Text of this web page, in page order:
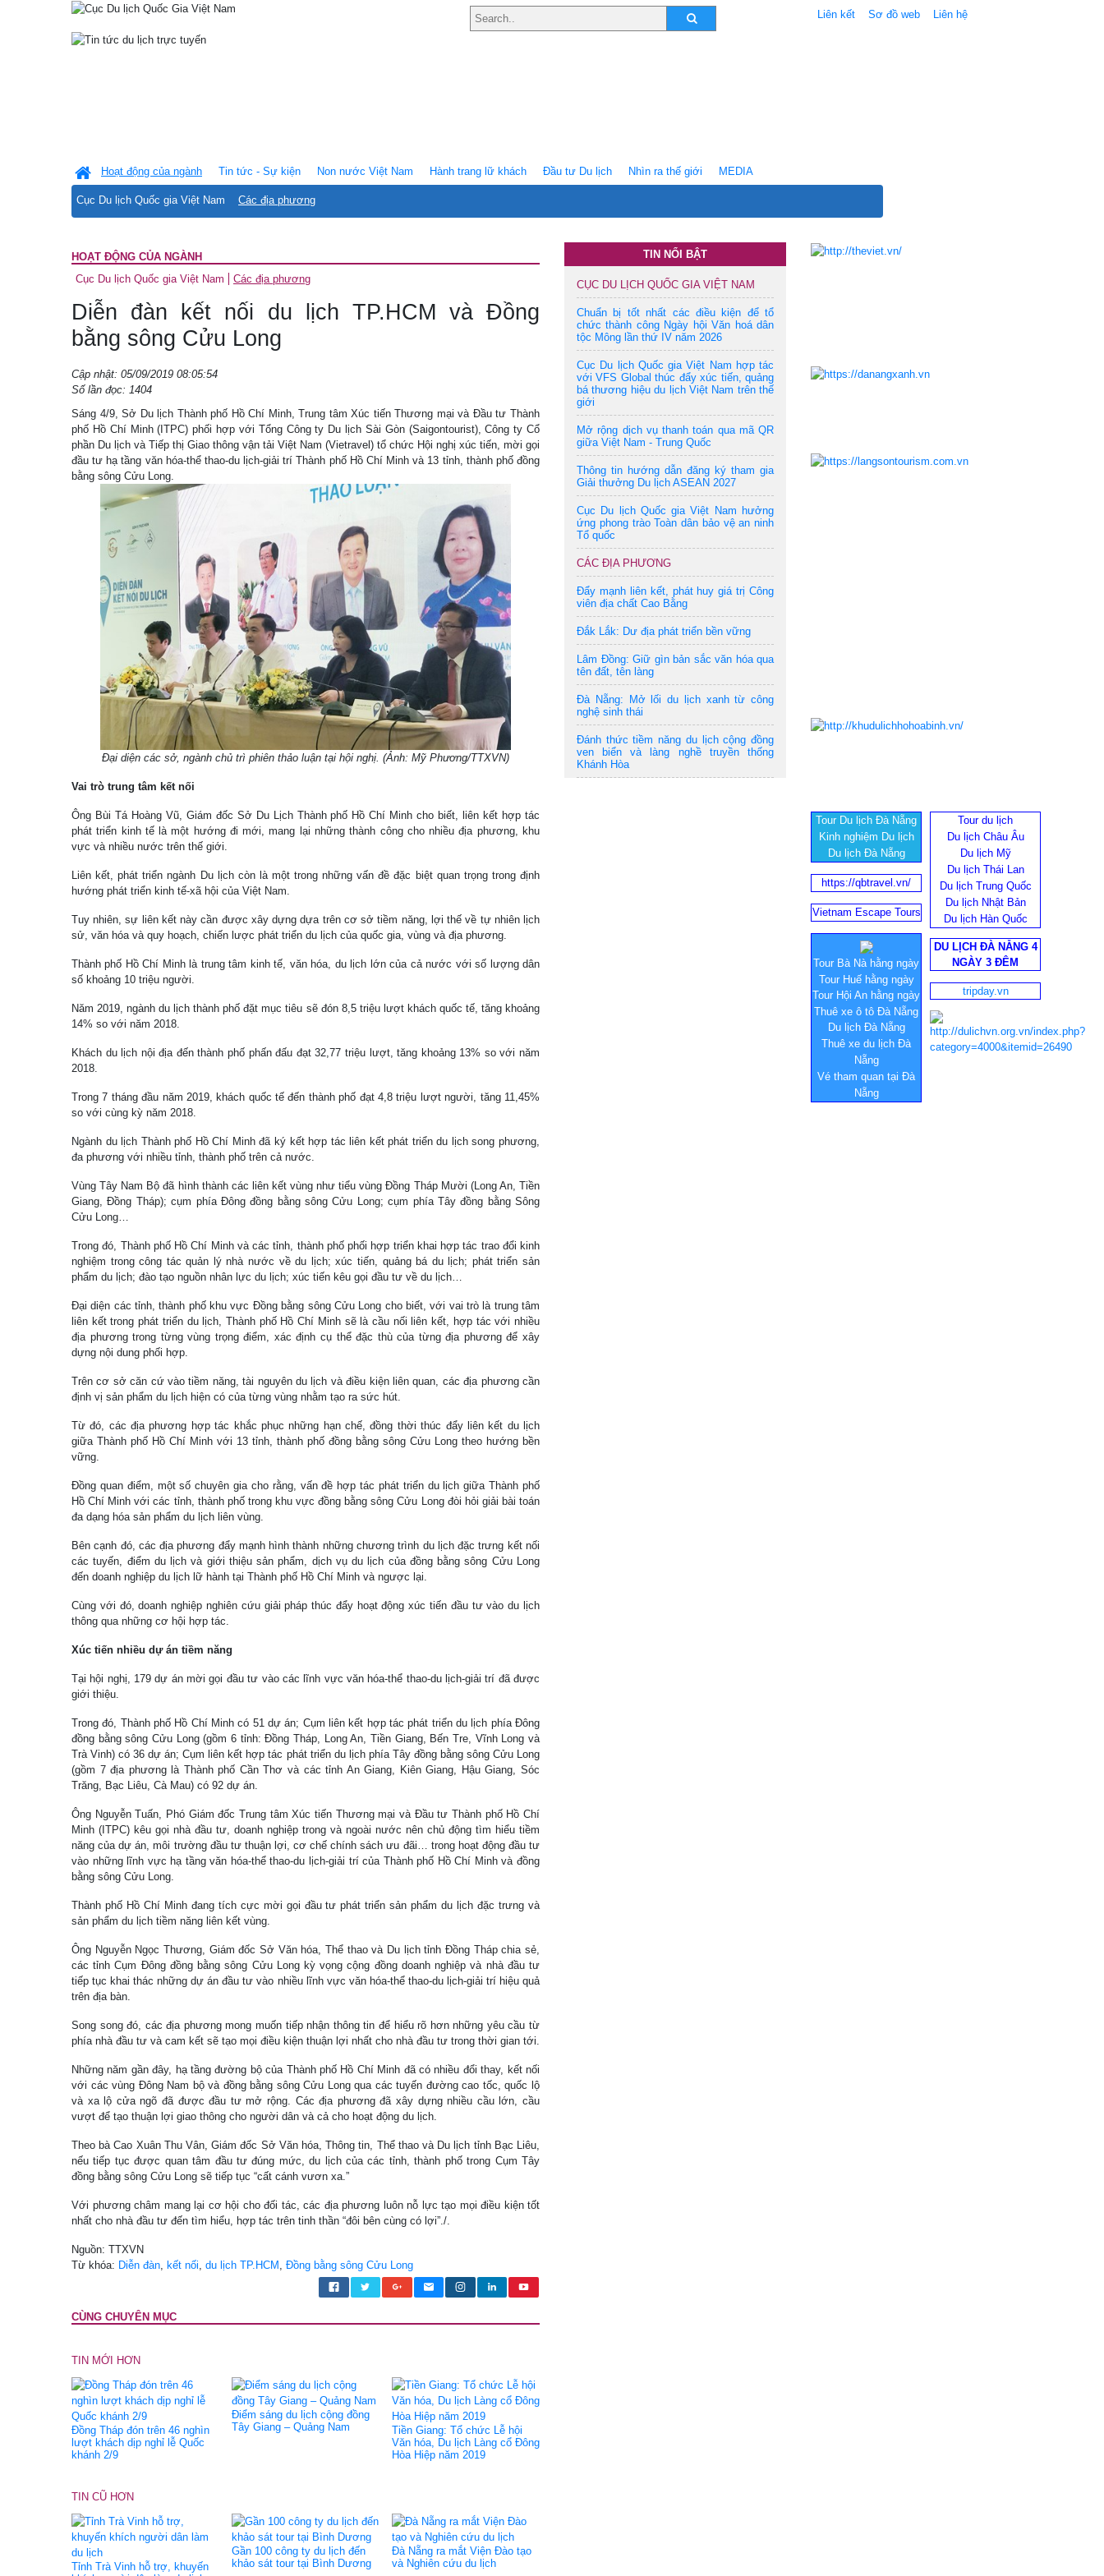
Liên kết Sơ đồ web Liên hệ
Hoạt động của ngành
Cục Du lịch Quốc gia Việt Nam Các địa phương
Tin tức - Sự kiện Non nước Việt Nam Hành trang lữ khách Ðầu tư Du lịch Nhìn ra thế giới MEDIA
HOẠT ĐỘNG CỦA NGÀNH
Cục Du lịch Quốc gia Việt Nam
Các địa phương
Diễn đàn kết nối du lịch TP.HCM và Đồng
bằng sông Cửu Long
Cập nhật: 05/09/2019 08:05:54
Số lần đọc: 1404
Sáng 4/9, Sở Du lịch Thành phố Hồ Chí Minh, Trung tâm Xúc tiến Thương mại và Đầu tư Thành
phố Hồ Chí Minh (ITPC) phối hợp với Tổng Công ty Du lịch Sài Gòn (Saigontourist), Công ty Cổ
phần Du lịch và Tiếp thị Giao thông vận tải Việt Nam (Vietravel) tổ chức Hội nghị xúc tiến, mời gọi
đầu tư hạ tầng văn hóa-thể thao-du lịch-giải trí Thành phố Hồ Chí Minh và 13 tỉnh, thành phố đồng
bằng sông Cửu Long.
Đại diện các sở, ngành chủ trì phiên thảo luận tại hội nghị. (Ảnh: Mỹ Phương/TTXVN)
Vai trò trung tâm kết nối
Ông Bùi Tá Hoàng Vũ, Giám đốc Sở Du Lịch Thành phố Hồ Chí Minh cho biết, liên kết hợp tác
phát triển kinh tế là một hướng đi mới, mang lại những thành công cho nhiều địa phương, khu
vực và nhiều nước trên thế giới.
Liên kết, phát triển ngành Du lịch còn là một trong những vấn đề đặc biệt quan trọng trong định
hướng phát triển kinh tế-xã hội của Việt Nam.
Tuy nhiên, sự liên kết này cần được xây dựng dựa trên cơ sở tiềm năng, lợi thế về tự nhiên lịch
sử, văn hóa và quy hoạch, chiến lược phát triển du lịch của quốc gia, vùng và địa phương.
Thành phố Hồ Chí Minh là trung tâm kinh tế, văn hóa, du lịch lớn của cả nước với số lượng dân
số khoảng 10 triệu người.
Năm 2019, ngành du lịch thành phố đặt mục tiêu sẽ đón 8,5 triệu lượt khách quốc tế, tăng khoảng
14% so với năm 2018.
Khách du lịch nội địa đến thành phố phấn đấu đạt 32,77 triệu lượt, tăng khoảng 13% so với năm
2018.
Trong 7 tháng đầu năm 2019, khách quốc tế đến thành phố đạt 4,8 triệu lượt người, tăng 11,45%
so với cùng kỳ năm 2018.
Ngành du lịch Thành phố Hồ Chí Minh đã ký kết hợp tác liên kết phát triển du lịch song phương,
đa phương với nhiều tỉnh, thành phố trên cả nước.
Vùng Tây Nam Bộ đã hình thành các liên kết vùng như tiểu vùng Đồng Tháp Mười (Long An, Tiền
Giang, Đồng Tháp); cụm phía Đông đồng bằng sông Cửu Long; cụm phía Tây đồng bằng Sông
Cửu Long…
Trong đó, Thành phố Hồ Chí Minh và các tỉnh, thành phố phối hợp triển khai hợp tác trao đổi kinh
nghiệm trong công tác quản lý nhà nước về du lịch; xúc tiến, quảng bá du lịch; phát triển sản
phẩm du lịch; đào tạo nguồn nhân lực du lịch; xúc tiến kêu gọi đầu tư về du lịch…
Đại diện các tỉnh, thành phố khu vực Đồng bằng sông Cửu Long cho biết, với vai trò là trung tâm
liên kết trong phát triển du lịch, Thành phố Hồ Chí Minh sẽ là cầu nối liên kết, hợp tác với nhiều
địa phương trong từng vùng trọng điểm, xác định cụ thể đặc thù của từng địa phương để xây
dựng nội dung phối hợp.
Trên cơ sở căn cứ vào tiềm năng, tài nguyên du lịch và điều kiện liên quan, các địa phương cần
định vị sản phẩm du lịch hiện có của từng vùng nhằm tạo ra sức hút.
Từ đó, các địa phương hợp tác khắc phục những hạn chế, đồng thời thúc đẩy liên kết du lịch
giữa Thành phố Hồ Chí Minh với 13 tỉnh, thành phố đồng bằng sông Cửu Long theo hướng bền
vững.
Đồng quan điểm, một số chuyên gia cho rằng, vấn đề hợp tác phát triển du lịch giữa Thành phố
Hồ Chí Minh với các tỉnh, thành phố trong khu vực đồng bằng sông Cửu Long đòi hỏi giải bài toán
đa dạng hóa sản phẩm du lịch liên vùng.
Bên cạnh đó, các địa phương đẩy mạnh hình thành những chương trình du lịch đặc trưng kết nối
các tuyến, điểm du lịch và giới thiệu sản phẩm, dịch vụ du lịch của đồng bằng sông Cửu Long
đến doanh nghiệp du lịch lữ hành tại Thành phố Hồ Chí Minh và ngược lại.
Cùng với đó, doanh nghiệp nghiên cứu giải pháp thúc đẩy hoạt động xúc tiến đầu tư vào du lịch
thông qua những cơ hội hợp tác.
Xúc tiến nhiều dự án tiềm năng
Tại hội nghị, 179 dự án mời gọi đầu tư vào các lĩnh vực văn hóa-thể thao-du lịch-giải trí đã được
giới thiệu.
Trong đó, Thành phố Hồ Chí Minh có 51 dự án; Cụm liên kết hợp tác phát triển du lịch phía Đông
đồng bằng sông Cửu Long (gồm 6 tỉnh: Đồng Tháp, Long An, Tiền Giang, Bến Tre, Vĩnh Long và
Trà Vinh) có 36 dự án; Cụm liên kết hợp tác phát triển du lịch phía Tây đồng bằng sông Cửu Long
(gồm 7 địa phương là Thành phố Cần Thơ và các tỉnh An Giang, Kiên Giang, Hậu Giang, Sóc
Trăng, Bạc Liêu, Cà Mau) có 92 dự án.
Ông Nguyễn Tuấn, Phó Giám đốc Trung tâm Xúc tiến Thương mại và Đầu tư Thành phố Hồ Chí
Minh (ITPC) kêu gọi nhà đầu tư, doanh nghiệp trong và ngoài nước nên chủ động tìm hiểu tiềm
năng của dự án, môi trường đầu tư thuận lợi, cơ chế chính sách ưu đãi… trong hoạt động đầu tư
vào những lĩnh vực hạ tầng văn hóa-thể thao-du lịch-giải trí của Thành phố Hồ Chí Minh và đồng
bằng sông Cửu Long.
Thành phố Hồ Chí Minh đang tích cực mời gọi đầu tư phát triển sản phẩm du lịch đặc trưng và
sản phẩm du lịch tiềm năng liên kết vùng.
Ông Nguyễn Ngọc Thương, Giám đốc Sở Văn hóa, Thể thao và Du lịch tỉnh Đồng Tháp chia sẻ,
các tỉnh Cụm Đông đồng bằng sông Cửu Long kỳ vọng cộng đồng doanh nghiệp và nhà đầu tư
tiếp tục khai thác những dự án đầu tư vào nhiều lĩnh vực văn hóa-thể thao-du lịch-giải trí hiệu quả
trên địa bàn.
Song song đó, các địa phương mong muốn tiếp nhận thông tin để hiểu rõ hơn những yêu cầu từ
phía nhà đầu tư và cam kết sẽ tạo mọi điều kiện thuận lợi nhất cho nhà đầu tư trong thời gian tới.
Những năm gần đây, hạ tầng đường bộ của Thành phố Hồ Chí Minh đã có nhiều đổi thay, kết nối
với các vùng Đông Nam bộ và đồng bằng sông Cửu Long qua các tuyến đường cao tốc, quốc lộ
và xa lộ cửa ngõ đã được đầu tư mở rộng. Các địa phương đã xây dựng nhiều cầu lớn, cầu
vượt để tạo thuận lợi giao thông cho người dân và cả cho hoạt động du lịch.
Theo bà Cao Xuân Thu Vân, Giám đốc Sở Văn hóa, Thông tin, Thể thao và Du lịch tỉnh Bạc Liêu,
nếu tiếp tục được quan tâm đầu tư đúng mức, du lịch của các tỉnh, thành phố trong Cụm Tây
đồng bằng sông Cửu Long sẽ tiếp tục “cất cánh vươn xa.”
Với phương châm mang lại cơ hội cho đối tác, các địa phương luôn nỗ lực tạo mọi điều kiện tốt
nhất cho nhà đầu tư đến tìm hiểu, hợp tác trên tinh thần “đôi bên cùng có lợi”./.
Nguồn: TTXVN
Từ khóa: Diễn đàn, kết nối, du lịch TP.HCM , Đồng bằng sông Cửu Long
CÙNG CHUYÊN MỤC
TIN MỚI HƠN
Đồng Tháp đón trên 46 nghìn
lượt khách dịp nghỉ lễ Quốc
khánh 2/9
Điểm sáng du lịch cộng đồng
Tây Giang – Quảng Nam
Tiền Giang: Tổ chức Lễ hội
Văn hóa, Du lịch Làng cổ Đông
Hòa Hiệp năm 2019
TIN CŨ HƠN
Tỉnh Trà Vinh hỗ trợ, khuyến
Gần 100 công ty du lịch đến
khảo sát tour tại Bình Dương
Đà Nẵng ra mắt Viện Đào tạo
và Nghiên cứu du lịch
TIN NỔI BẬT
CỤC DU LỊCH QUỐC GIA VIỆT NAM
Chuẩn bị tốt nhất các điều kiện để tổ
chức thành công Ngày hội Văn hoá dân
tộc Mông lần thứ IV năm 2026
Cục Du lịch Quốc gia Việt Nam hợp tác
với VFS Global thúc đẩy xúc tiến, quảng
bá thương hiệu du lịch Việt Nam trên thế
giới
Mở rộng dịch vụ thanh toán qua mã QR
giữa Việt Nam - Trung Quốc
Thông tin hướng dẫn đăng ký tham gia
Giải thưởng Du lịch ASEAN 2027
Cục Du lịch Quốc gia Việt Nam hưởng
ứng phong trào Toàn dân bảo vệ an ninh
Tổ quốc
CÁC ĐỊA PHƯƠNG
Đẩy mạnh liên kết, phát huy giá trị Công
viên địa chất Cao Bằng
Đắk Lắk: Dư địa phát triển bền vững
Lâm Đồng: Giữ gìn bản sắc văn hóa qua
tên đất, tên làng
Đà Nẵng: Mở lối du lịch xanh từ công
nghệ sinh thái
Đánh thức tiềm năng du lịch cộng đồng
ven biển và làng nghề truyền thống
Khánh Hòa
Tour Du lịch Đà Nẵng
Kinh nghiệm Du lịch
Du lịch Đà Nẵng
Tour du lịch
Du lịch Châu Âu
Du lịch Mỹ
Du lịch Thái Lan
Du lịch Trung Quốc
Du lịch Nhật Bản
Du lịch Hàn Quốc
https://qbtravel.vn/
Vietnam Escape Tours
Tour Bà Nà hằng ngày
Tour Huế hằng ngày
Tour Hội An hằng ngày
Thuê xe ô tô Đà Nẵng
Du lịch Đà Nẵng
Thuê xe du lịch Đà
Nẵng
Vé tham quan tại Đà
Nẵng
DU LỊCH ĐÀ NẴNG 4
NGÀY 3 ĐÊM
tripday.vn